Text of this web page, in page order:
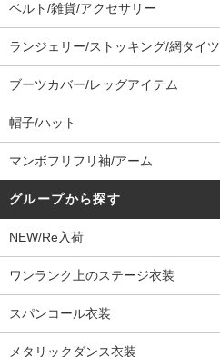
ベルト/雑貨/アクセサリー
ランジェリー/ストッキング/網タイツ
ブーツカバー/レッグアイテム
帽子/ハット
マンボフリフリ袖/アーム
グループから探す
NEW/Re入荷
ワンランク上のステージ衣装
スパンコール衣装
メタリックダンス衣装